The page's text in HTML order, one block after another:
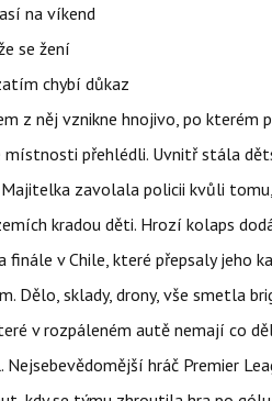
na víkend
se žení
chybí důkaz
z něj vznikne hnojivo, po kterém
místnosti přehlédli. Uvnitř stála
zavolala policii kvůli
kradou děti. Hrozí kolaps
v Chile, které přepsaly jeho
Dělo, sklady, drony, vše smetla
v rozpáleném autě nemají co
hráč Premier